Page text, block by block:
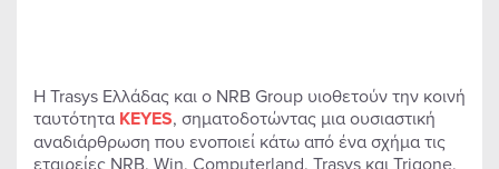
Η Trasys Ελλάδας και ο NRB Group υιοθετούν την κοινή
ταυτότητα KEYES, σηματοδοτώντας μια ουσιαστική
αναδιάρθρωση που ενοποιεί κάτω από ένα σχήμα τις
εταιρείες NRB, Win, Computerland, Trasys και Trigone,